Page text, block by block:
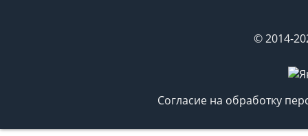
© 2014-
Согласие на обработку